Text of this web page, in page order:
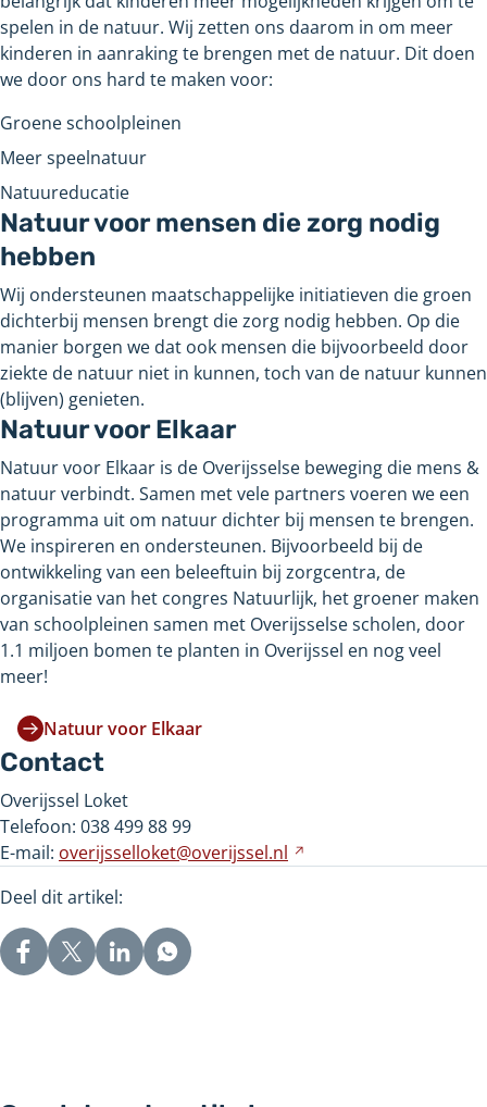
spelen in de natuur. Wij zetten ons daarom in om meer
kinderen in aanraking te brengen met de natuur. Dit doen
we door ons hard te maken voor:
Groene schoolpleinen
Meer speelnatuur
Natuureducatie
Natuur voor mensen die zorg nodig
hebben
Wij ondersteunen maatschappelijke initiatieven die groen
dichterbij mensen brengt die zorg nodig hebben. Op die
manier borgen we dat ook mensen die bijvoorbeeld door
ziekte de natuur niet in kunnen, toch van de natuur kunnen
(blijven) genieten.
Natuur voor Elkaar
Natuur voor Elkaar is de Overijsselse beweging die mens &
natuur verbindt. Samen met vele partners voeren we een
programma uit om natuur dichter bij mensen te brengen.
We inspireren en ondersteunen. Bijvoorbeeld bij de
ontwikkeling van een beleeftuin bij zorgcentra, de
organisatie van het congres Natuurlijk, het groener maken
van schoolpleinen samen met Overijsselse scholen, door
1.1 miljoen bomen te planten in Overijssel en nog veel
meer!
Natuur voor Elkaar
Contact
Overijssel Loket
Telefoon: 038 499 88 99
E-mail: overijsselloket@overijssel.nl
Deel dit artikel: